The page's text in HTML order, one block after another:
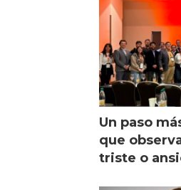
Un paso
que
triste o